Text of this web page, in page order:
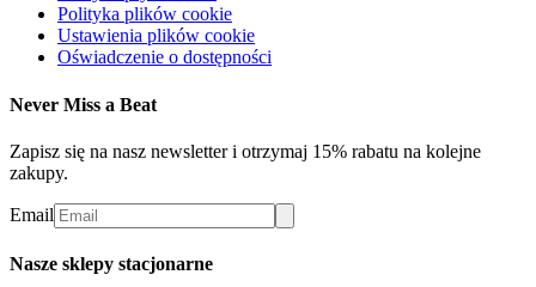
Polityka plików cookie
Ustawienia plików cookie
Oświadczenie o dostępności
Never Miss a Beat
Zapisz się na nasz newsletter i otrzymaj 15% rabatu na kolejne
zakupy.
Email
Nasze sklepy stacjonarne